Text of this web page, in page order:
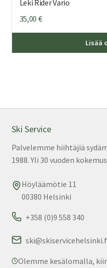
Leki Rider Vario
35,00 €
Lisää
Ski Service
Palvelemme hiihtäjiä
1988. Yli 30 vuoden
Höyläämötie 11
00380 Helsinki
+358 (0)9 558 340
Olemme kesälomalla,